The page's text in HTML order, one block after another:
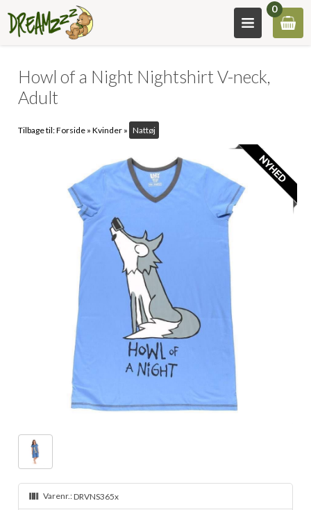
0
Howl of a Night Nightshirt V-neck,
Adult
Tilbage til:Forside »Kvinder » Nattøj
Varenr.:DRVNS365x